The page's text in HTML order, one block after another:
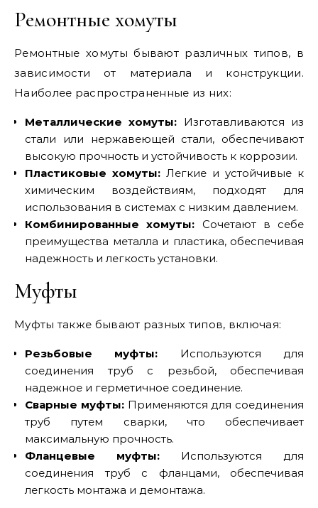
Ремонтные хомуты
Ремонтные хомуты бывают различных типов, в
зависимости от материала и конструкции.
Наиболее распространенные из них:
Металлические хомуты: Изготавливаются из
стали или нержавеющей стали, обеспечивают
высокую прочность и устойчивость к коррозии.
Пластиковые хомуты: Легкие и устойчивые к
химическим воздействиям, подходят для
использования в системах с низким давлением.
Комбинированные хомуты: Сочетают в себе
преимущества металла и пластика, обеспечивая
надежность и легкость установки.
Муфты
Муфты также бывают разных типов, включая:
Резьбовые муфты: Используются для
соединения труб с резьбой, обеспечивая
надежное и герметичное соединение.
Сварные муфты:Применяются для соединения
труб путем сварки, что обеспечивает
максимальную прочность.
Фланцевые муфты: Используются для
соединения труб с фланцами, обеспечивая
легкость монтажа и демонтажа.